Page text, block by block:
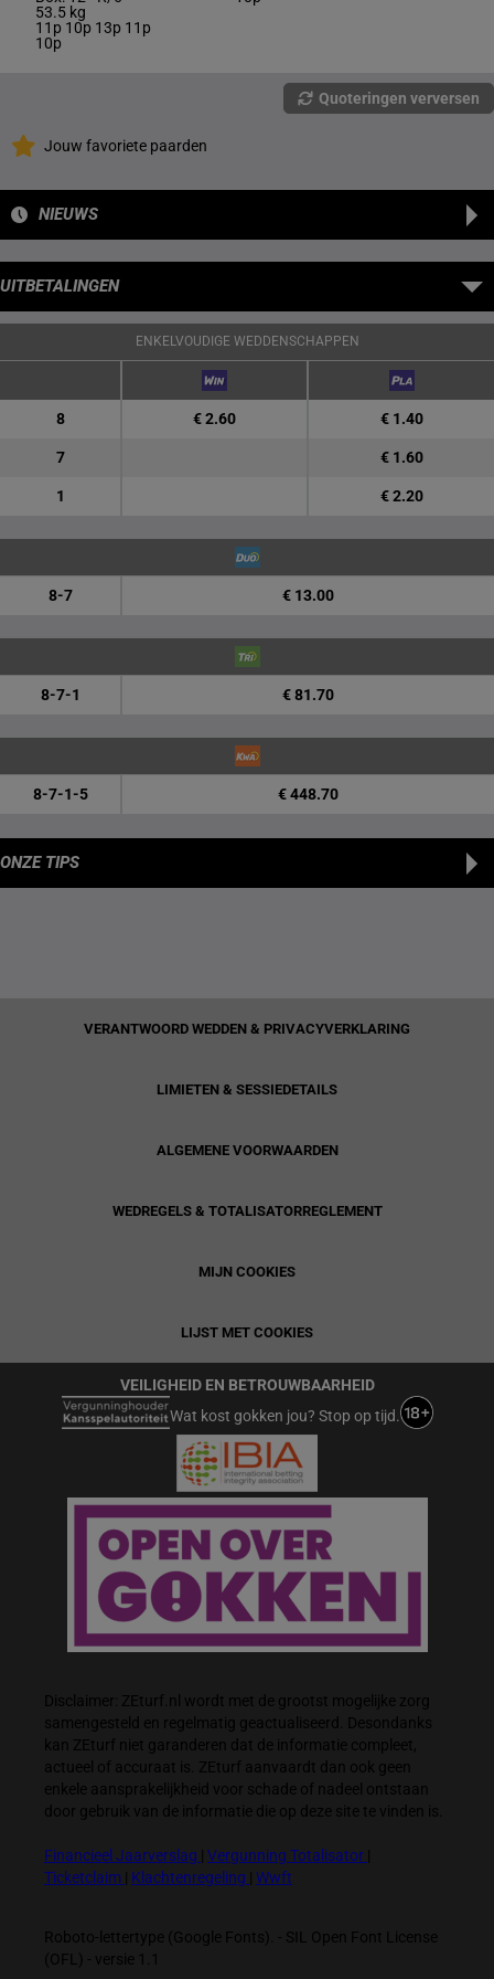
53.5 kg
11p 10p 13p 11p
10p
Quoteringen verversen
Jouw favoriete paarden
NIEUWS
UITBETALINGEN
ENKELVOUDIGE WEDDENSCHAPPEN
8 € 2.60 € 1.40
7 € 1.60
1 € 2.20
8-7 € 13.00
8-7-1 € 81.70
8-7-1-5 € 448.70
ONZE TIPS
VERANTWOORD WEDDEN & PRIVACYVERKLARING
LIMIETEN & SESSIEDETAILS
ALGEMENE VOORWAARDEN
WEDREGELS & TOTALISATORREGLEMENT
MIJN COOKIES
LIJST MET COOKIES
VEILIGHEID EN BETROUWBAARHEID
Wat kost gokken jou? Stop op tijd.
Disclaimer: ZEturf.nl wordt met de grootst mogelijke zorg
samengesteld en regelmatig geactualiseerd. Desondanks
kan ZEturf niet garanderen dat de informatie compleet,
actueel of accuraat is. ZEturf aanvaardt dan ook geen
enkele aansprakelijkheid voor schade of nadeel ontstaan
door gebruik van de informatie die op deze site te vinden is.
Financieel Jaarverslag Vergunning Totalisator
Ticketclaim
Klachtenregeling Wwft
Roboto-lettertype (Google Fonts). - SIL Open Font License
(OFL) - versie 1.1